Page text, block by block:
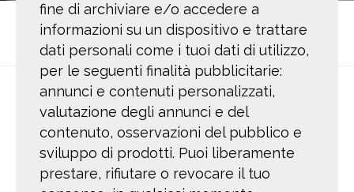
Ti trovi in: Home Realizzazioni
Ampliamento
edificio a Riomaggiore
AMPLIAMENTO
EDIFICIO A
RIOMAGGIORE
fine di archiviare e/o accedere a
informazioni su un dispositivo e trattare
dati personali come i tuoi dati di utilizzo,
per le seguenti finalità pubblicitarie:
annunci e contenuti personalizzati,
valutazione degli annunci e del
contenuto, osservazioni del pubblico e
sviluppo di prodotti. Puoi liberamente
prestare, rifiutare o revocare il tuo